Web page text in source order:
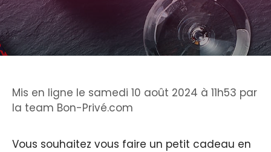
Mis en ligne le samedi 10 août 2024 à 11h53 par
la team Bon-Privé.com
Vous souhaitez vous faire un petit cadeau en